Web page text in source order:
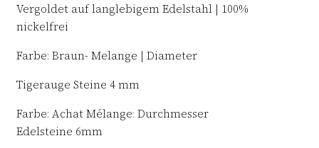
Vergoldet auf langlebigem Edelstahl | 100%
nickelfrei
Farbe: Braun-Melange | Diameter
Tigerauge Steine 4 mm
Farbe: AchatMélange: Durchmesser
Edelsteine 6mm